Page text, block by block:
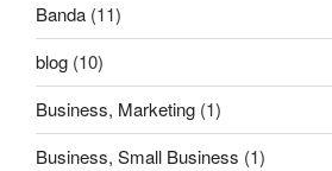
Banda (11)
blog (10)
Business, Marketing (1)
Business, Small Business (1)